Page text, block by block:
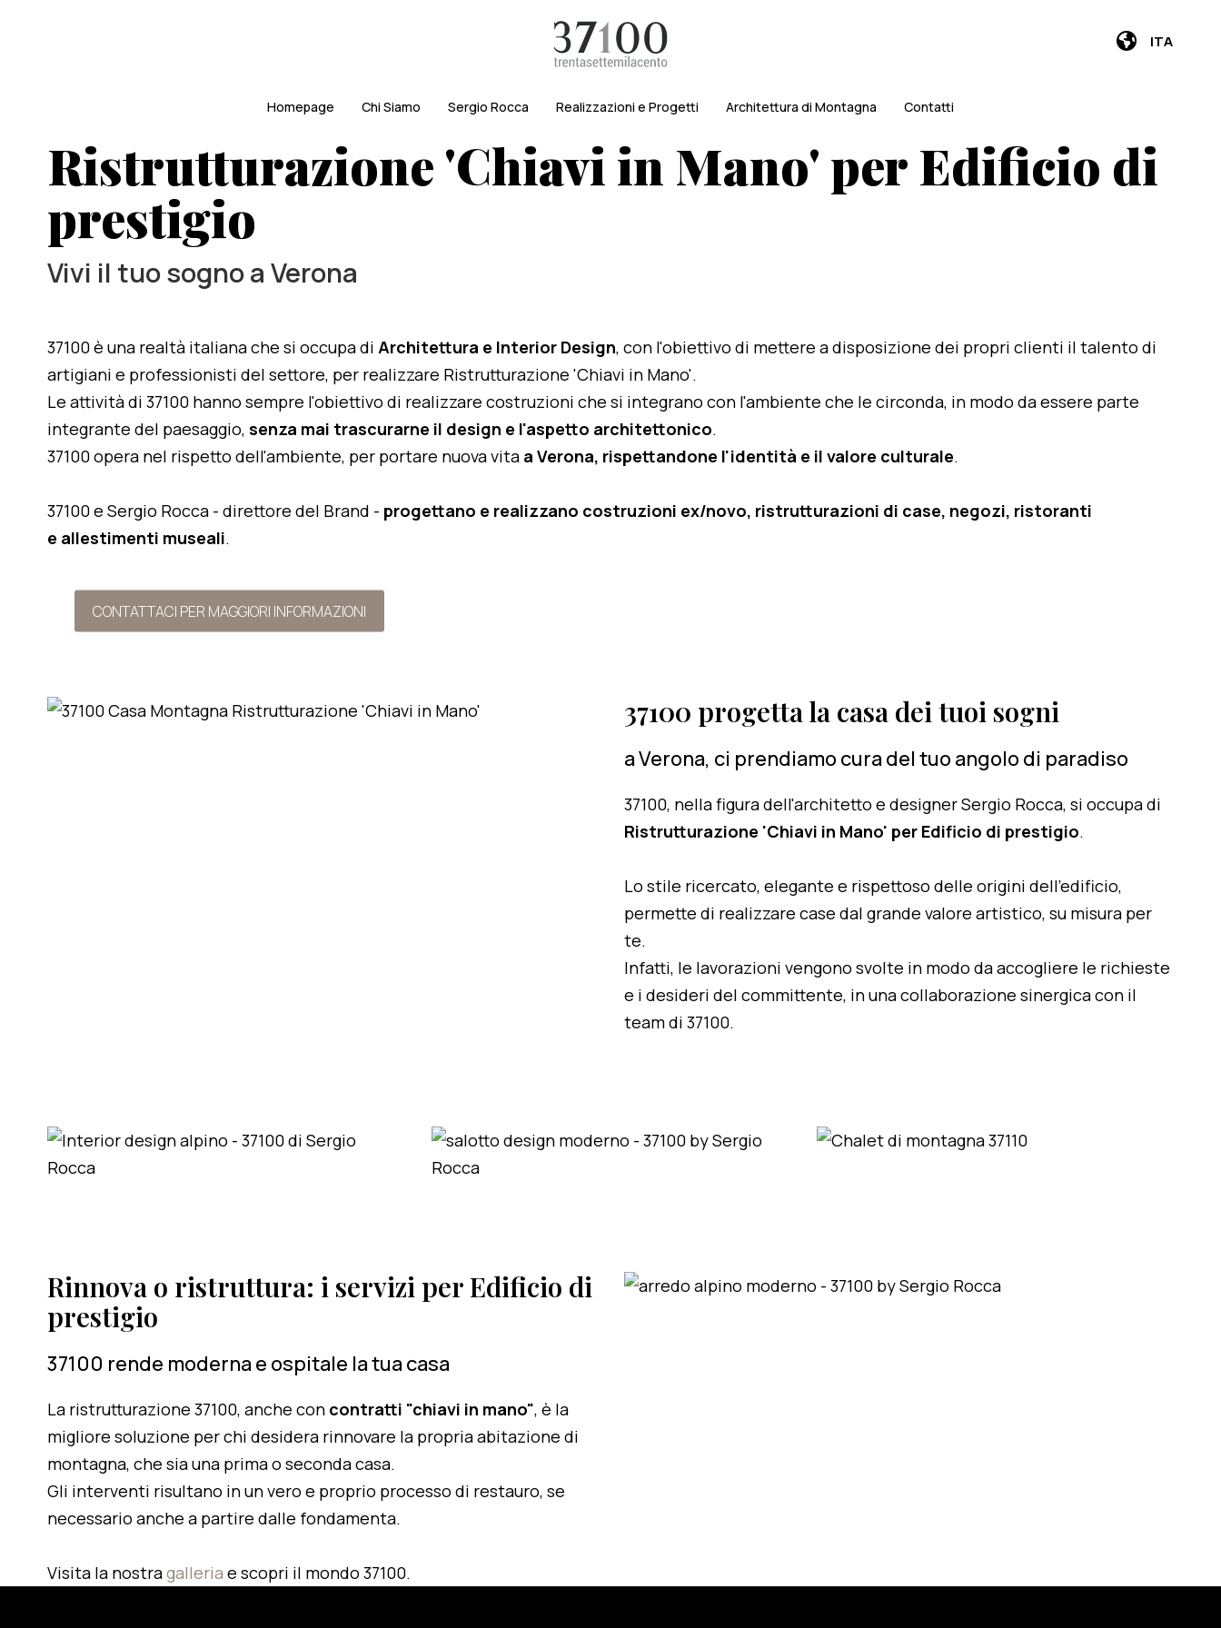
ITA
Homepage Chi Siamo Sergio Rocca Realizzazioni e Progetti Architettura di Montagna Contatti
Ristrutturazione 'Chiavi in Mano' per Edificio di
prestigio
Vivi il tuo sogno a Verona
37100 è una realtà italiana che si occupa di Architettura e Interior Design, con l'obiettivo di mettere a disposizione dei propri clienti il talento di
artigiani e professionisti del settore, per realizzare Ristrutturazione 'Chiavi in Mano'.
Le attività di 37100 hanno sempre l'obiettivo di realizzare costruzioni che si integrano con l'ambiente che le circonda, in modo da essere parte
integrante del paesaggio, senza mai trascurarne il design e l'aspetto architettonico.
37100 opera nel rispetto dell'ambiente, per portare nuova vita a Verona, rispettandone l'identità e il valore culturale.
37100 e Sergio Rocca - direttore del Brand - progettano e realizzano costruzioni ex/novo, ristrutturazioni di case, negozi, ristoranti
e allestimenti museali.
CONTATTACI PER MAGGIORI INFORMAZIONI
37100 progetta la casa dei tuoi sogni
a Verona, ci prendiamo cura del tuo angolo di paradiso
37100, nella figura dell'architetto e designer Sergio Rocca, si occupa di
Ristrutturazione 'Chiavi in Mano' per Edificio di prestigio.
Lo stile ricercato, elegante e rispettoso delle origini dell'edificio,
permette di realizzare case dal grande valore artistico, su misura per
te.
Infatti, le lavorazioni vengono svolte in modo da accogliere le richieste
e i desideri del committente, in una collaborazione sinergica con il
team di 37100.
Rinnova o ristruttura: i servizi per Edificio di
prestigio
37100 rende moderna e ospitale la tua casa
La ristrutturazione 37100, anche con contratti "chiavi in mano", è la
migliore soluzione per chi desidera rinnovare la propria abitazione di
montagna, che sia una prima o seconda casa.
Gli interventi risultano in un vero e proprio processo di restauro, se
necessario anche a partire dalle fondamenta.
Visita la nostragalleria e scopri il mondo 37100.